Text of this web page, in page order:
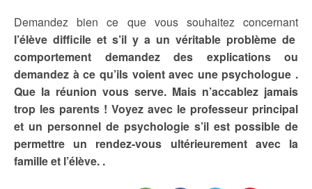
Demandez bien ce que vous souhaitez concernant
l’élève difficile et s’il y a un véritable problème de
comportement demandez des explications ou
demandez à ce qu’ils voient avec une psychologue .
Que la réunion vous serve. Mais n’accablez jamais
trop les parents ! Voyez avec le professeur principal
et un personnel de psychologie s’il est possible de
permettre un rendez-vous ultérieurement avec la
famille et l’élève. .